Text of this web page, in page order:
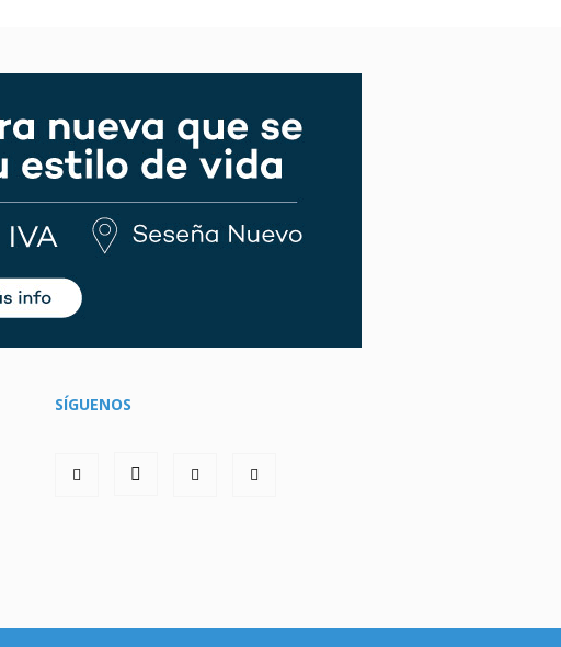
SÍGUENOS